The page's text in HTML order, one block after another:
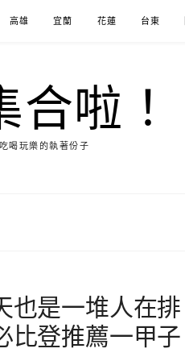
高雄 宜蘭 花蓮 台東
合啦！
喝玩樂的執著份子
也是一堆人在排
比登推薦一甲子